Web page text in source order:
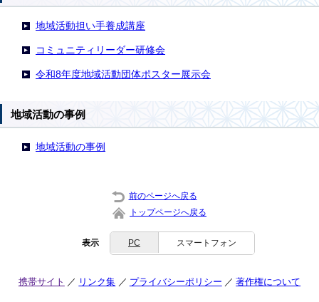
地域活動担い手養成講座
コミュニティリーダー研修会
令和8年度地域活動団体ポスター展示会
地域活動の事例
地域活動の事例
前のページへ戻る
トップページへ戻る
表示 PC スマートフォン
携帯サイト リンク集 プライバシーポリシー 著作権について